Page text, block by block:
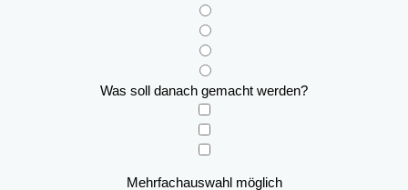
Was soll danach gemacht werden?
Mehrfachauswahl möglich